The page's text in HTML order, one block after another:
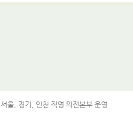
서울, 경기, 인천 직영 의전본부 운영